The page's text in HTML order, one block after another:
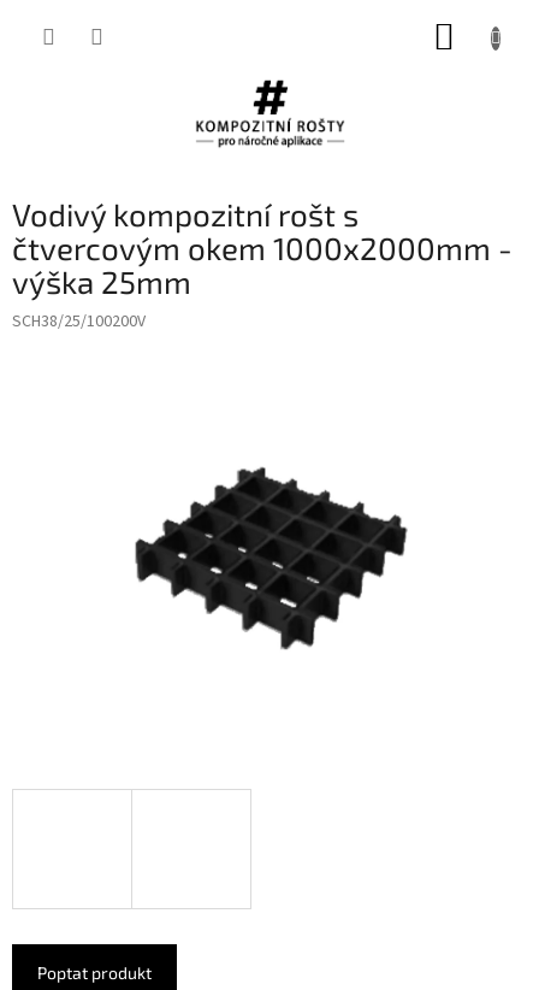
Vodivý kompozitní rošt s
čtvercovým okem 1000x2000mm -
výška 25mm
SCH38/25/100200V
Poptat produkt